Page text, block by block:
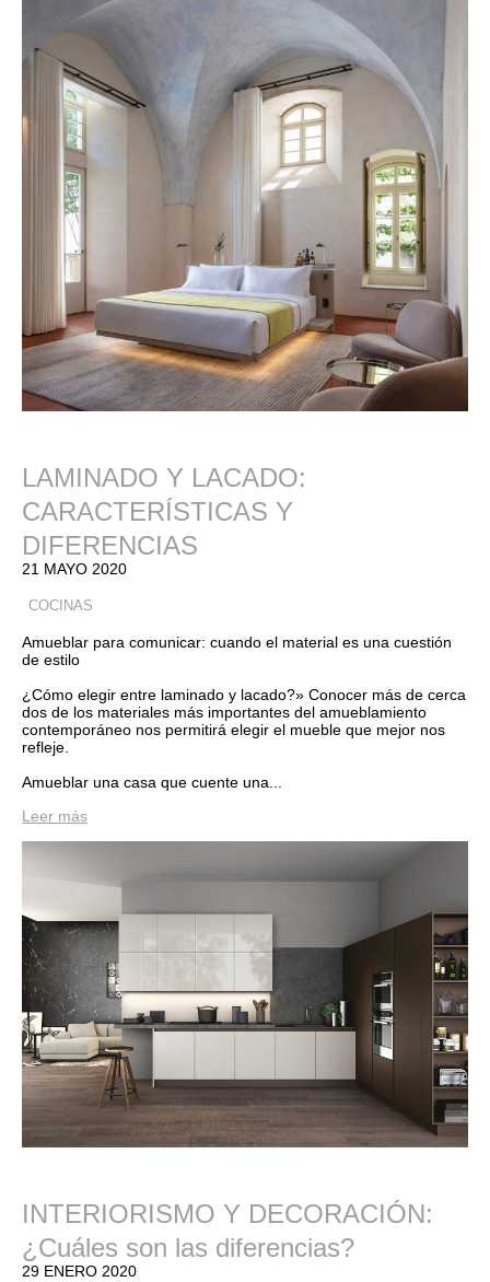
LAMINADO Y LACADO:
CARACTERÍSTICAS Y
DIFERENCIAS
21 MAYO 2020
COCINAS
Amueblar para comunicar: cuando el material es una cuestión
de estilo
¿Cómo elegir entre laminado y lacado?» Conocer más de cerca
dos de los materiales más importantes del amueblamiento
contemporáneo nos permitirá elegir el mueble que mejor nos
refleje.
Amueblar una casa que cuente una...
Leer más
INTERIORISMO Y DECORACIÓN:
¿Cuáles son las diferencias?
29 ENERO 2020